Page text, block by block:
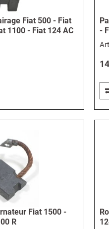
Fiat 500 - Fiat
1100 - Fiat 124 AC
-
Fiat 1500 -
R